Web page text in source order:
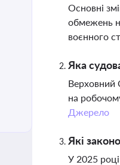
Основні
обмежень
воєнного
Яка
Верховний
на
Джерело
Які
У 2025